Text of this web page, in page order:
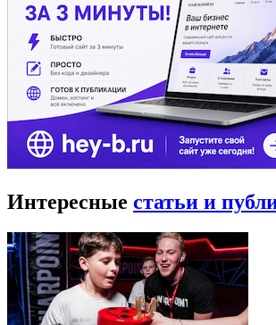
Интересные статьи и